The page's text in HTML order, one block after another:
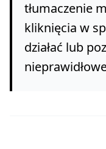
tłumaczenie
kliknięcia w
działać lub